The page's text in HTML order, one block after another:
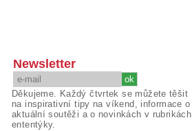
Newsletter
Děkujeme. Každý čtvrtek se můžete těšit
na inspirativní tipy na víkend, informace o
aktuální soutěži a o novinkách v rubrikách
ententýky.